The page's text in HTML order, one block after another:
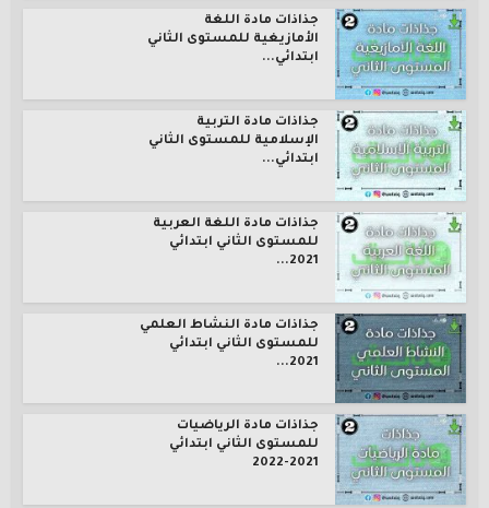
جذاذات مادة اللغة
الأمازيغية للمستوى الثاني
ابتدائي...
جذاذات مادة التربية
الإسلامية للمستوى الثاني
ابتدائي...
جذاذات مادة اللغة العربية
للمستوى الثاني ابتدائي
2021...
جذاذات مادة النشاط العلمي
للمستوى الثاني ابتدائي
2021...
جذاذات مادة الرياضيات
للمستوى الثاني ابتدائي
2021-2022